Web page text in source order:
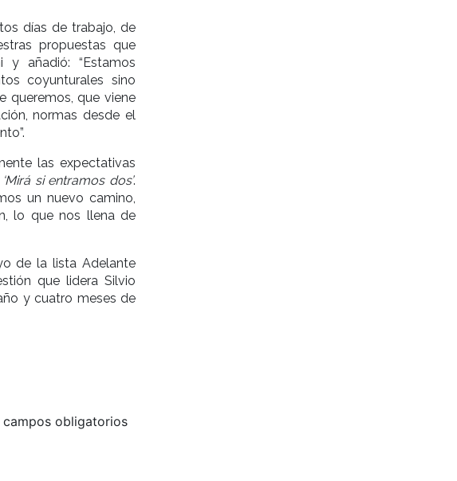
días de trabajo, de
propuestas que
y añadió: “Estamos
coyunturales sino
queremos, que viene
normas desde el
las expectativas
‘Mirá si entramos dos’.
un nuevo camino,
lo que nos llena de
de la lista Adelante
que lidera Silvio
y cuatro meses de
campos obligatorios